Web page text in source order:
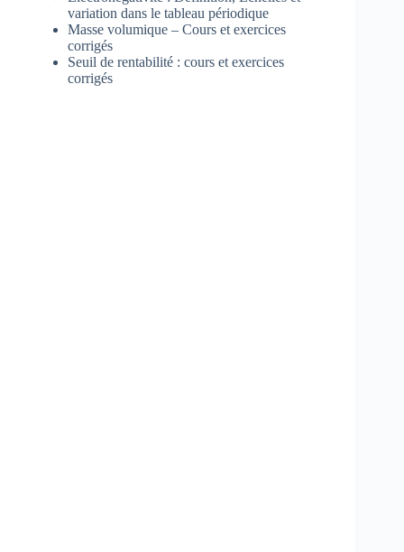
variation dans le tableau périodique
Masse volumique – Cours et exercices
corrigés
Seuil de rentabilité : cours et exercices
corrigés